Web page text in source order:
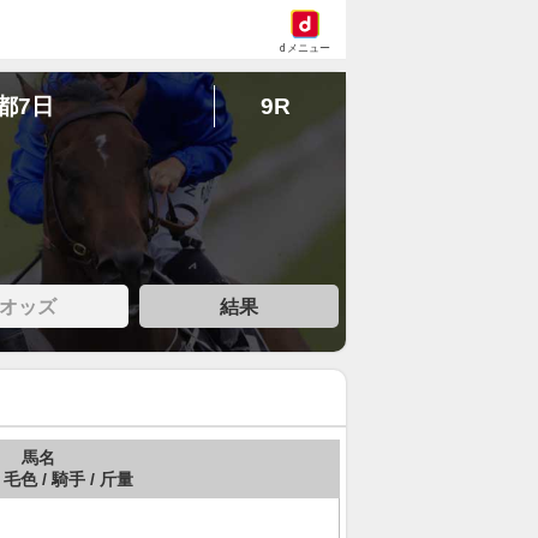
dメニュー
7日 9R
オッズ 結果
馬名
色 / 騎手 / 斤量